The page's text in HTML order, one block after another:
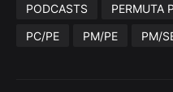
PODCASTS
PERMUTA
PC/PE
PM/PE PM/